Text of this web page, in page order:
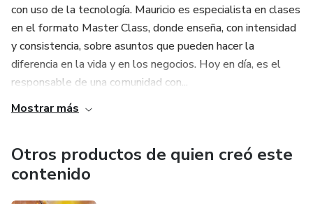
con uso de la tecnología. Mauricio es especialista en clases
en el formato Master Class, donde enseña, con intensidad
y consistencia, sobre asuntos que pueden hacer la
diferencia en la vida y en los negocios. Hoy en día, es el
responsable de una comunidad con...
Mostrar más
Otros productos de quien creó este
contenido